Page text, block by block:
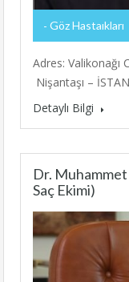
Göz Hastaıkları
Adres: Valikonağı
Nişantaşı –
Detaylı Bilgi
Dr.
Saç Ekimi)